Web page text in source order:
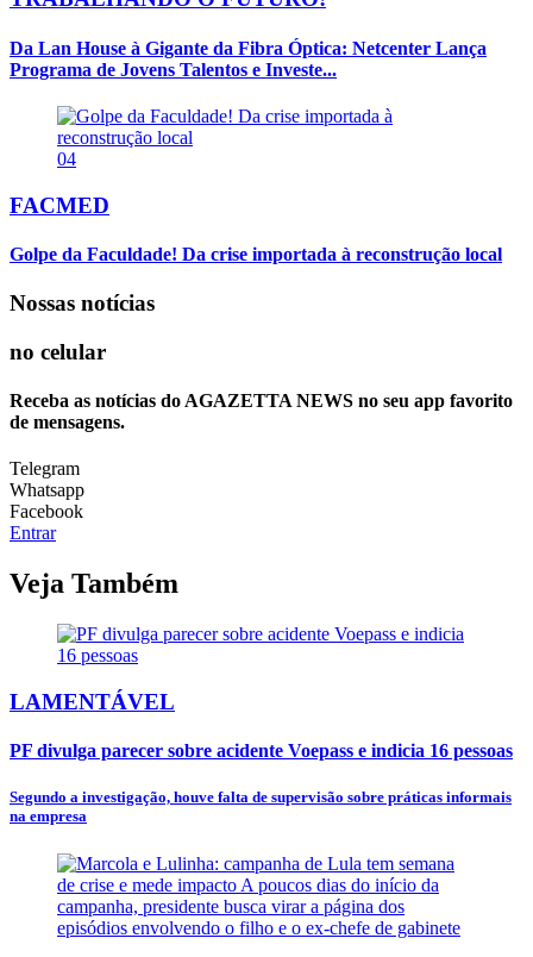
Da Lan House à Gigante da Fibra Óptica: Netcenter Lança
Programa de Jovens Talentos e Investe...
04
FACMED
Golpe da Faculdade! Da crise importada à reconstrução local
Nossas notícias
no celular
Receba as notícias do AGAZETTA NEWS no seu app favorito
de mensagens.
Telegram
Whatsapp
Facebook
Entrar
Veja Também
LAMENTÁVEL
PF divulga parecer sobre acidente Voepass e indicia 16 pessoas
Segundo a investigação, houve falta de supervisão sobre práticas informais
na empresa